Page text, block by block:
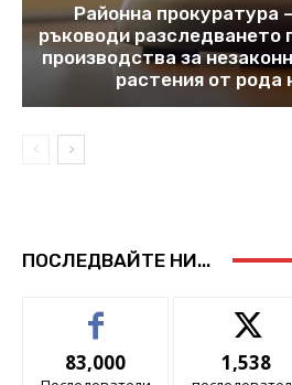
Районна прокуратура
ръководи разследването
производства за
растения от рода
ПОСЛЕДВАЙТЕ НИ...
83,000 1,538